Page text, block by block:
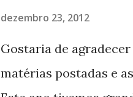
dezembro 23, 2012
Gostaria de
matérias postadas e